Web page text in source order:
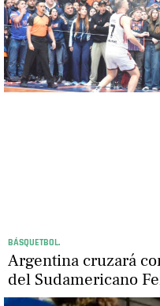
BÁSQUETBOL.
Argentina cruzará
del Sudamericano